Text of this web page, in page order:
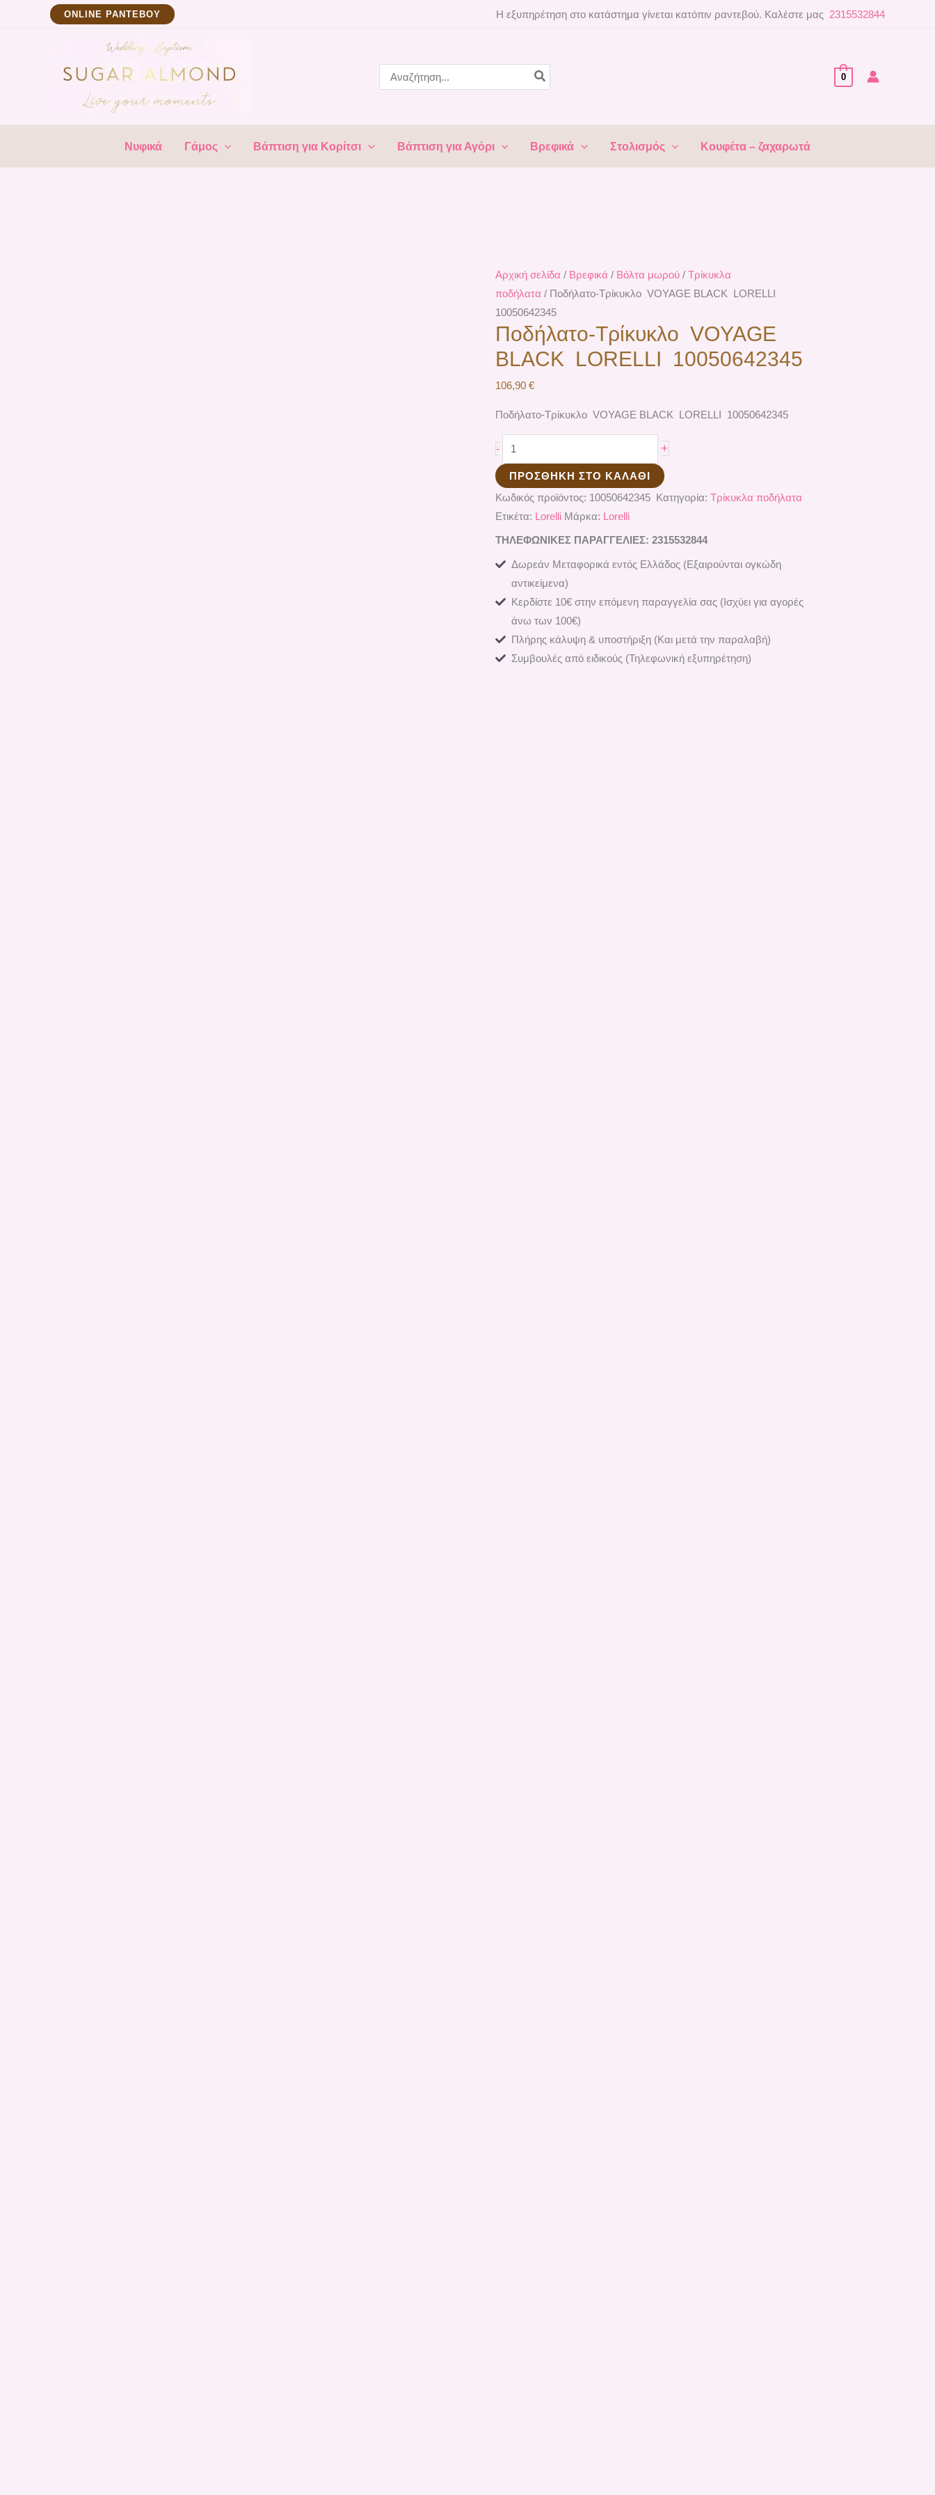
ΟNLINE ΡΑΝΤΕΒΟΥ Η εξυπηρέτηση στο κατάστημα γίνεται κατόπιν ραντεβού. Καλέστε μας 2315532844
for:
0
Νυφικά Γάμος Βάπτιση για Κορίτσι Βάπτιση για Αγόρι Βρεφικά Στολισμός Κουφέτα – ζαχαρωτά
Αρχική σελίδα / Βρεφικά / Βόλτα μωρού / Τρίκυκλα
ποδήλατα / Ποδήλατο-Τρίκυκλο VOYAGE BLACK LORELLI
10050642345
Ποδήλατο-Τρίκυκλο VOYAGE
BLACK LORELLI 10050642345
106,90 €
Ποδήλατο-Τρίκυκλο VOYAGE BLACK LORELLI 10050642345
-
Ποδήλατο-
BLACK
LORELLI
+
ΠΡΟΣΘΉΚΗ ΣΤΟ ΚΑΛΆΘΙ
Κωδικός προϊόντος: 10050642345 Κατηγορία: Τρίκυκλα ποδήλατα
Ετικέτα: Lorelli Μάρκα: Lorelli
ΤΗΛΕΦΩΝΙΚΕΣ ΠΑΡΑΓΓΕΛΙΕΣ: 2315532844
Δωρεάν Μεταφορικά εντός Ελλάδος (Εξαιρούνται ογκώδη
αντικείμενα)
Κερδίστε 10€ στην επόμενη παραγγελία σας (Ισχύει για αγορές
άνω των 100€)
Πλήρης κάλυψη & υποστήριξη (Και μετά την παραλαβή)
Συμβουλές από ειδικούς (Τηλεφωνική εξυπηρέτηση)